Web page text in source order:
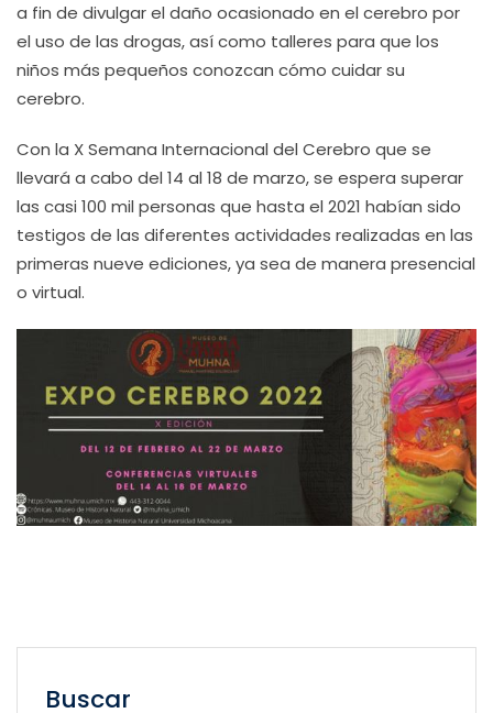
a fin de divulgar el daño ocasionado en el cerebro por
el uso de las drogas, así como talleres para que los
niños más pequeños conozcan cómo cuidar su
cerebro.
Con la X Semana Internacional del Cerebro que se
llevará a cabo del 14 al 18 de marzo, se espera superar
las casi 100 mil personas que hasta el 2021 habían sido
testigos de las diferentes actividades realizadas en las
primeras nueve ediciones, ya sea de manera presencial
o virtual.
Buscar